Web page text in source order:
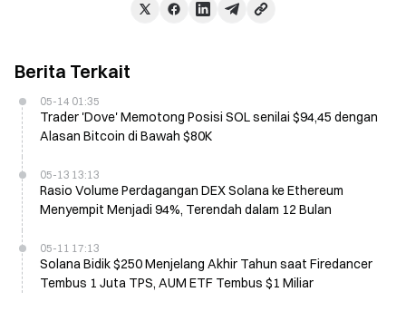
Berita Terkait
05-14 01:35
Trader 'Dove' Memotong Posisi SOL senilai $94,45 dengan
Alasan Bitcoin di Bawah $80K
05-13 13:13
Rasio Volume Perdagangan DEX Solana ke Ethereum
Menyempit Menjadi 94%, Terendah dalam 12 Bulan
05-11 17:13
Solana Bidik $250 Menjelang Akhir Tahun saat Firedancer
Tembus 1 Juta TPS, AUM ETF Tembus $1 Miliar